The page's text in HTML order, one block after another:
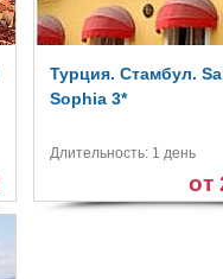
Турция. Стамбул.
Sophia 3*
Длительность: 1 день
от